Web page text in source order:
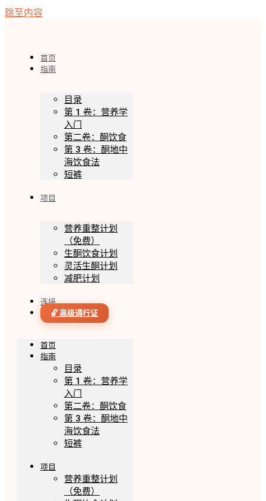
跳至内容
首页
指南
目录
第 1 卷：营养学
入门
第二卷：酮饮食
第 3 卷：酮地中
海饮食法
短裤
项目
营养重整计划
（免费）
生酮饮食计划
灵活生酮计划
减肥计划
连接
🔓 高级通行证
首页
指南
目录
第 1 卷：营养学
入门
第二卷：酮饮食
第 3 卷：酮地中
海饮食法
短裤
项目
营养重整计划
（免费）